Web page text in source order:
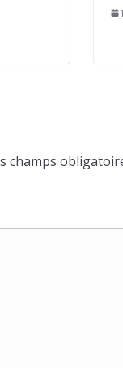
champs